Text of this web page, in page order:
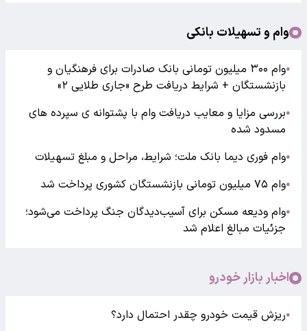
وام و تسهیلات بانکی
●
وام ۳۰۰ میلیون تومانی بانک صادرات برای فرهنگیان و
بازنشستگان + شرایط دریافت طرح «جاری طلایی ۲»
●بررسی مزایا و معایب دریافت وام با پشتوانه ی سپرده های
مسدود شده
●وام فوری دیما بانک ملت؛ شرایط، مراحل و مبلغ تسهیلات
●وام ۷۵ میلیون تومانی بازنشستگان کشوری پرداخت شد
●وام ودیعه مسکن برای آسیب‌دیدگان جنگ پرداخت می‌شود؛
جزئیات مبالغ اعلام شد
اخبار بازار خودرو
●ریزش قیمت خودرو چقدر احتمال دارد؟